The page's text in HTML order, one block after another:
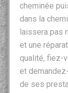
cheminée
dans la
laissera pas
et une
qualité, fiez-
et
de ses